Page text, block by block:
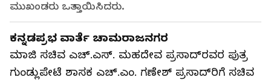
ಮುಖಂಡರು ಒತ್ತಾಯಿಸಿದರು.
ಕನ್ನಡಪ್ರಭ ವಾರ್ತೆ ಚಾಮರಾಜನಗರ
ಮಾಜಿ ಸಚಿವ ಎಚ್.ಎಸ್. ಮಹದೇವ ಪ್ರಸಾದ್‌ರವರ ಪುತ್ರ
ಗುಂಡ್ಲುಪೇಟೆ ಶಾಸಕ ಎಚ್.ಎಂ. ಗಣೇಶ್ ಪ್ರಸಾದ್‌ರಿಗೆ ಸಚಿವ